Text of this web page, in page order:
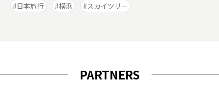
日本旅行
横浜 スカイツリー
PARTNERS